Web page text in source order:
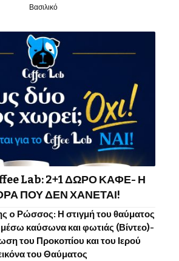
Βασιλικό
Lab: 2+1 ΔΩΡΟ ΚΑΦΕ- Η
ΠΟΥ ΔΕΝ ΧΑΝΕΤΑΙ!
o Ρώσσος: Η στιγμή του θαύματος
μέσω καύσωνα και φωτιάς (Βίντεο)-
του Προκοπίου και του Ιερού
του Θαύματος